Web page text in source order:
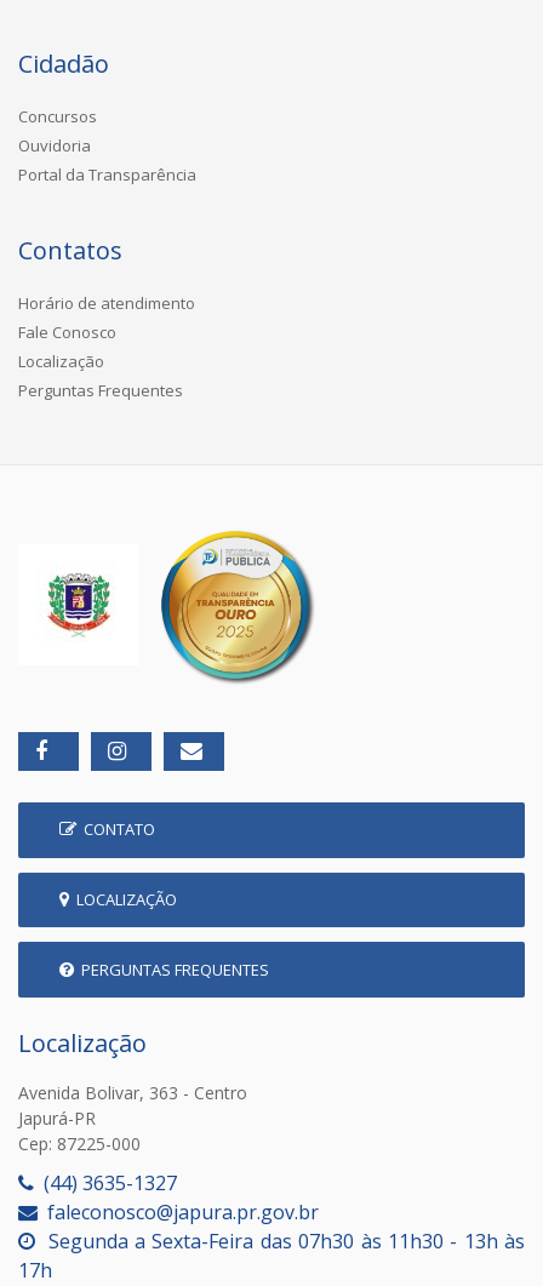
Cidadão
Concursos
Ouvidoria
Portal da Transparência
Contatos
Horário de atendimento
Fale Conosco
Localização
Perguntas Frequentes
CONTATO
LOCALIZAÇÃO
PERGUNTAS FREQUENTES
Localização
Avenida Bolivar, 363 - Centro
Japurá-PR
Cep: 87225-000
(44) 3635-1327
faleconosco@japura.pr.gov.br
Segunda a Sexta-Feira das 07h30 às 11h30 - 13h às
17h